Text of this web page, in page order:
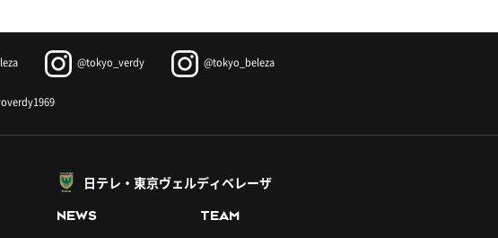
@tokyo_verdy @tokyo_beleza
日テレ・東京ヴェルディベレーザ
NEWS TEAM